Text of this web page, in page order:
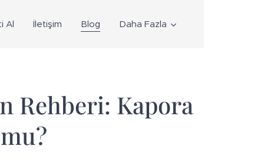
Al İletişim Blog Daha Fazla
Rehberi: Kapora